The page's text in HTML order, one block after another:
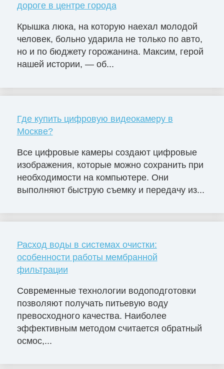
дороге в центре города
Крышка люка, на которую наехал молодой
человек, больно ударила не только по авто,
но и по бюджету горожанина. Максим, герой
нашей истории, — об...
Где купить цифровую видеокамеру в
Москве?
Все цифровые камеры создают цифровые
изображения, которые можно сохранить при
необходимости на компьютере. Они
выполняют быструю съемку и передачу из...
Расход воды в системах очистки:
особенности работы мембранной
фильтрации
Современные технологии водоподготовки
позволяют получать питьевую воду
превосходного качества. Наиболее
эффективным методом считается обратный
осмос,...